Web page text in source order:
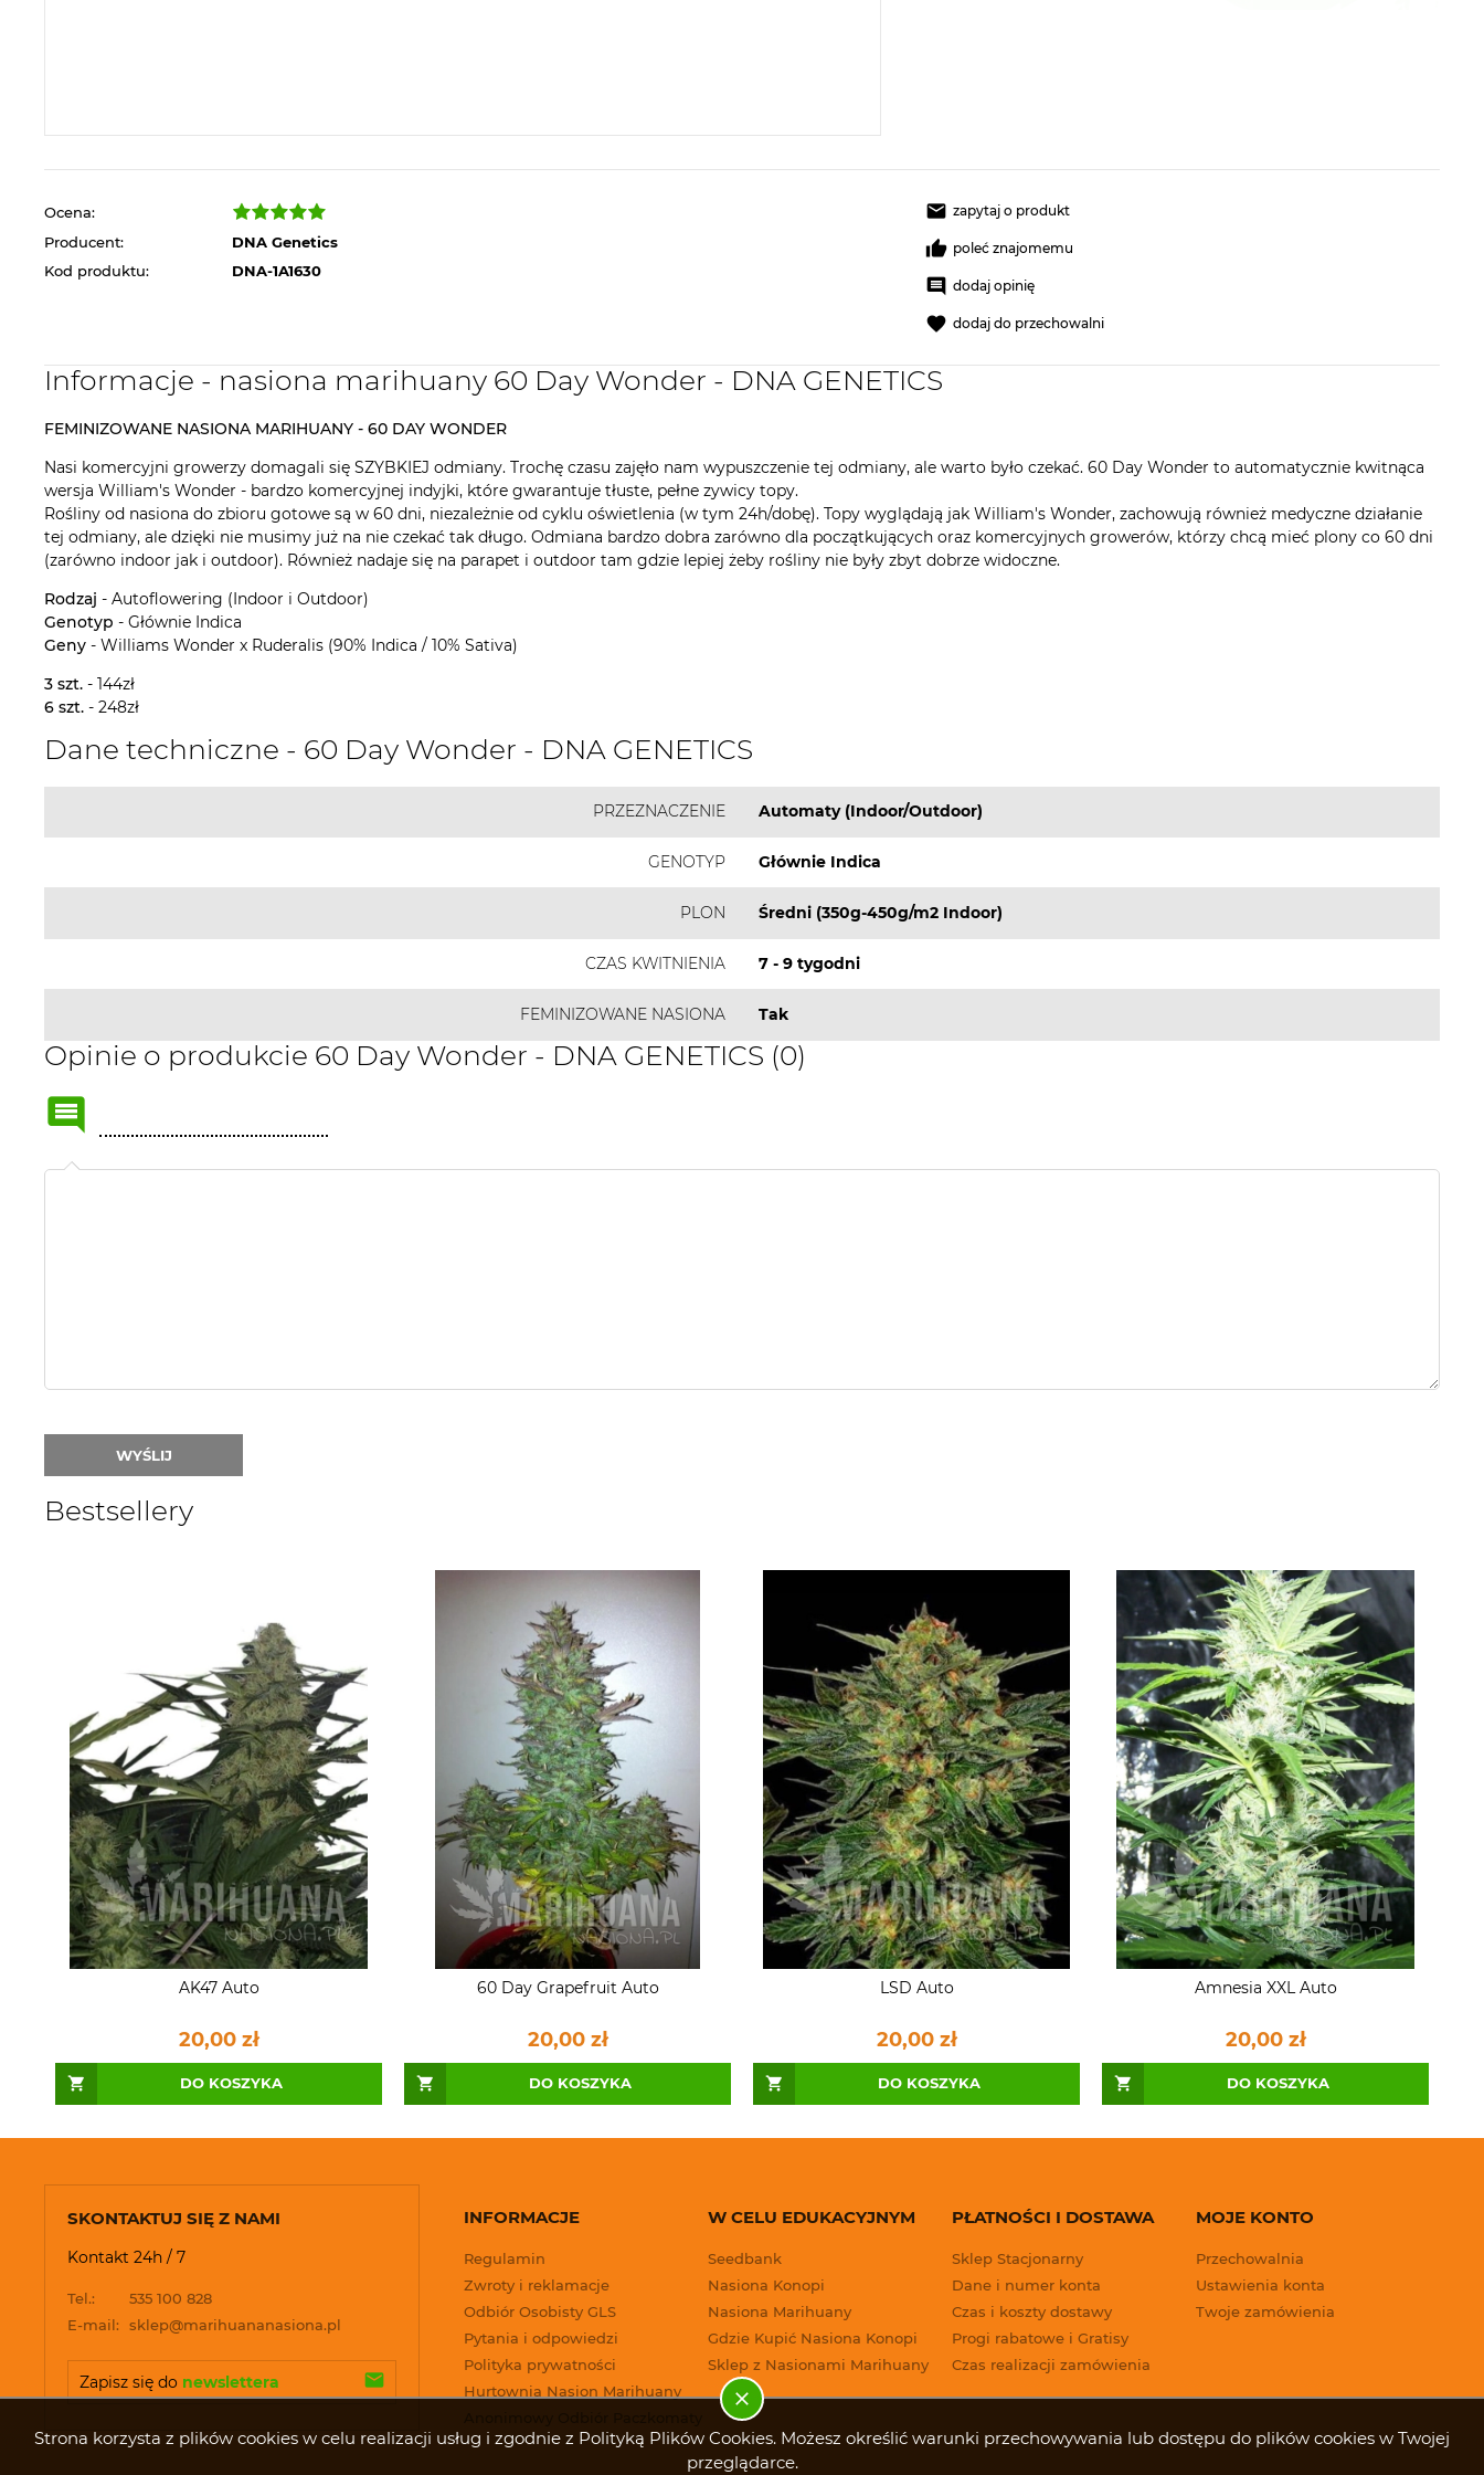
Strona korzysta z plików cookies w celu realizacji usług i zgodnie z Polityką Plików Cookies. Możesz określić warunki przechowywania lub dostępu do plików cookies w Twojej
przeglądarce.
Ocena:
Producent:
DNA Genetics
Kod produktu:
DNA-1A1630
zapytaj o produkt
poleć znajomemu
dodaj opinię
dodaj do przechowalni
Informacje - nasiona marihuany 60 Day Wonder - DNA GENETICS
FEMINIZOWANE NASIONA MARIHUANY - 60 DAY WONDER
Nasi komercyjni growerzy domagali się SZYBKIEJ odmiany. Trochę czasu zajęło nam wypuszczenie tej odmiany, ale warto było czekać. 60 Day Wonder to automatycznie kwitnąca
wersja William's Wonder - bardzo komercyjnej indyjki, które gwarantuje tłuste, pełne zywicy topy.
Rośliny od nasiona do zbioru gotowe są w 60 dni, niezależnie od cyklu oświetlenia (w tym 24h/dobę). Topy wyglądają jak William's Wonder, zachowują również medyczne działanie
tej odmiany, ale dzięki nie musimy już na nie czekać tak długo. Odmiana bardzo dobra zarówno dla początkujących oraz komercyjnych growerów, którzy chcą mieć plony co 60 dni
(zarówno indoor jak i outdoor). Również nadaje się na parapet i outdoor tam gdzie lepiej żeby rośliny nie były zbyt dobrze widoczne.
Rodzaj - Autoflowering (Indoor i Outdoor)
Genotyp - Głównie Indica
Geny - Williams Wonder x Ruderalis (90% Indica / 10% Sativa)
3 szt. - 144zł
6 szt. - 248zł
Dane techniczne - 60 Day Wonder - DNA GENETICS
PRZEZNACZENIE Automaty (Indoor/Outdoor)
GENOTYP Głównie Indica
PLON Średni (350g-450g/m2 Indoor)
CZAS KWITNIENIA 7 - 9 tygodni
FEMINIZOWANE NASIONA Tak
Opinie o produkcie 60 Day Wonder - DNA GENETICS (0)
WYŚLIJ
Bestsellery
AK47 Auto
20,00 zł
DO KOSZYKA
60 Day Grapefruit Auto
20,00 zł
DO KOSZYKA
LSD Auto
20,00 zł
DO KOSZYKA
Amnesia XXL Auto
20,00 zł
DO KOSZYKA
INFORMACJE
Regulamin
Zwroty i reklamacje
Odbiór Osobisty GLS
Pytania i odpowiedzi
Polityka prywatności
Hurtownia Nasion Marihuany
W CELU EDUKACYJNYM
Seedbank
Nasiona Konopi
Nasiona Marihuany
Gdzie Kupić Nasiona Konopi
Sklep z Nasionami Marihuany
PŁATNOŚCI I DOSTAWA
Sklep Stacjonarny
Dane i numer konta
Czas i koszty dostawy
Progi rabatowe i Gratisy
Czas realizacji zamówienia
MOJE KONTO
Przechowalnia
Ustawienia konta
Twoje zamówienia
SKONTAKTUJ SIĘ Z NAMI
Kontakt 24h / 7
Tel.:
535 100 828
E-mail: sklep@marihuananasiona.pl
Zapisz się do newslettera